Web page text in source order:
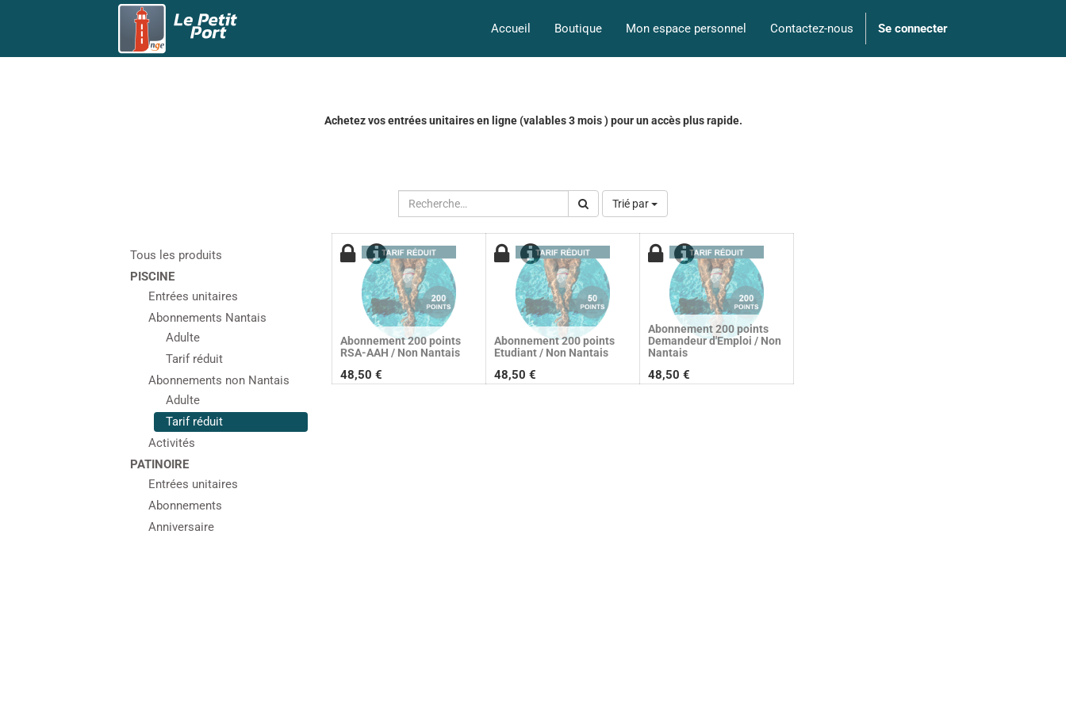
Accueil Boutique Mon espace personnel Contactez-nous Se connecter
Achetez vos entrées unitaires en ligne (valables 3 mois ) pour un accès plus rapide.
Trié par
Tous les produits
PISCINE
Entrées unitaires
Abonnements Nantais
Adulte
Tarif réduit
Abonnements non Nantais
Adulte
Tarif réduit
Activités
PATINOIRE
Entrées unitaires
Abonnements
Anniversaire
Abonnement 200 points
RSA-AAH / Non Nantais
48,50 €
Abonnement 200 points
Etudiant / Non Nantais
48,50 €
Abonnement 200 points
Demandeur d'Emploi / Non
Nantais
48,50 €